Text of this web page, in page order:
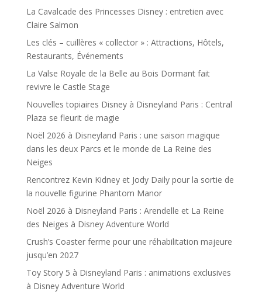
La Cavalcade des Princesses Disney : entretien avec
Claire Salmon
Les clés – cuillères « collector » : Attractions, Hôtels,
Restaurants, Événements
La Valse Royale de la Belle au Bois Dormant fait
revivre le Castle Stage
Nouvelles topiaires Disney à Disneyland Paris : Central
Plaza se fleurit de magie
Noël 2026 à Disneyland Paris : une saison magique
dans les deux Parcs et le monde de La Reine des
Neiges
Rencontrez Kevin Kidney et Jody Daily pour la sortie de
la nouvelle figurine Phantom Manor
Noël 2026 à Disneyland Paris : Arendelle et La Reine
des Neiges à Disney Adventure World
Crush’s Coaster ferme pour une réhabilitation majeure
jusqu’en 2027
Toy Story 5 à Disneyland Paris : animations exclusives
à Disney Adventure World